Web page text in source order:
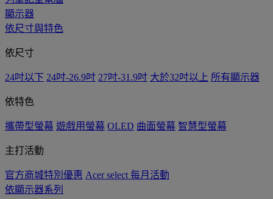
顯示器
依尺寸與特色
依尺寸
24吋以下 24吋-26.9吋 27吋-31.9吋 大於32吋以上 所有顯示器
依特色
攜帶型螢幕 遊戲用螢幕 OLED 曲面螢幕 智慧型螢幕
主打活動
官方商城特別優惠 Acer select 每月活動
依顯示器系列